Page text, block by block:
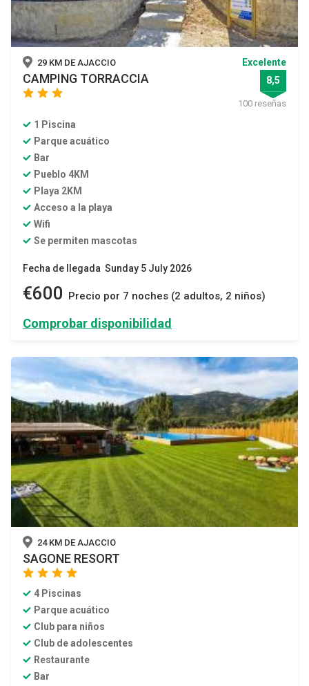
29 KM DE AJACCIO
CAMPING TORRACCIA
star star
Excelente
8,5
100 reseñas
1 Piscina
Parque acuático
Bar
Pueblo 4KM
Playa 2KM
Acceso a la playa
Wifi
Se permiten mascotas
Fecha de llegada Sunday 5 July 2026
€600 Precio por 7 noches (2 adultos, 2 niños)
Comprobar disponibilidad
24 KM DE AJACCIO
SAGONE RESORT
star star star
4 Piscinas
Parque acuático
Club para niños
Club de adolescentes
Restaurante
Bar